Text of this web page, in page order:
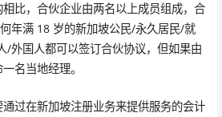
比，合伙企业由两名以上成员组成，合
年满 18 岁的新加坡公民/永久居民/就
/外国人都可以签订合伙协议，但如果由
名当地经理。
过在新加坡注册业务来提供服务的会计